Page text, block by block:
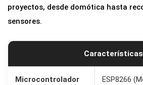
i
D
i
n
proyectos, desde domótica hasta
sensores.
Características
Microcontrolador ESP8266